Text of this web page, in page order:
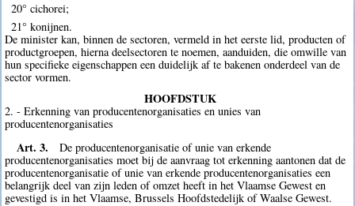
20° cichorei;
21° konijnen.
De minister kan, binnen de sectoren, vermeld in het eerste lid, producten of
productgroepen, hierna deelsectoren te noemen, aanduiden, die omwille van
hun specifieke eigenschappen een duidelijk af te bakenen onderdeel van de
sector vormen.
HOOFDSTUK
2. - Erkenning van producentenorganisaties en unies van
producentenorganisaties
Art. 3.
De producentenorganisatie of unie van erkende
producentenorganisaties moet bij de aanvraag tot erkenning aantonen dat de
producentenorganisatie of unie van erkende producentenorganisaties een
belangrijk deel van zijn leden of omzet heeft in het Vlaamse Gewest en
gevestigd is in het Vlaamse, Brussels Hoofdstedelijk of Waalse Gewest.